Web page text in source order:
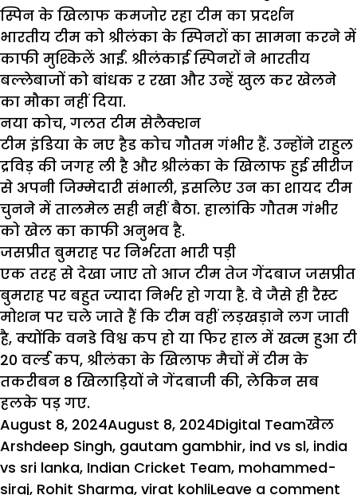
स्पिन के खिलाफ कमजोर रहा टीम का प्रदर्शन
भारतीय टीम को श्रीलंका के स्पिनरों का सामना करने में
काफी मुश्किलें आईं. श्रीलंकाई स्पिनरों ने भारतीय
बल्लेबाजों को बांधक र रखा और उन्हें खुल कर खेलने
का मौका नहीं दिया.
नया कोच, गलत टीम सेलैक्शन
टीम इंडिया के नए हैड कोच गौतम गंभीर हैं. उन्होंने राहुल
द्रविड़ की जगह ली है और श्रीलंका के खिलाफ हुई सीरीज
से अपनी जिम्मेदारी संभाली, इसलिए उन का शायद टीम
चुनने में तालमेल सही नहीं बैठा. हालांकि गौतम गंभीर
को खेल का काफी अनुभव है.
जसप्रीत बुमराह पर निर्भरता भारी पड़ी
एक तरह से देखा जाए तो आज टीम तेज गेंदबाज जसप्रीत
बुमराह पर बहुत ज्यादा निर्भर हो गया है. वे जैसे ही रैस्ट
मोशन पर चले जाते हैं कि टीम वहीं लड़खड़ाने लग जाती
है, क्योंकि वनडे विश्व कप हो या फिर हाल में खत्म हुआ टी
20 वर्ल्ड कप, श्रीलंका के खिलाफ मैचों में टीम के
तकरीबन 8 खिलाड़ियों ने गेंदबाजी की, लेकिन सब
हलके पड़ गए.
Posted
on
August 8, 2024August 8, 2024Author
Digital Teamखेल
Arshdeep Singh, gautam gambhir, ind vs sl, india
vs sri lanka, Indian Cricket Team, mohammed-
siraj, Rohit Sharma, virat kohliLeave a comment